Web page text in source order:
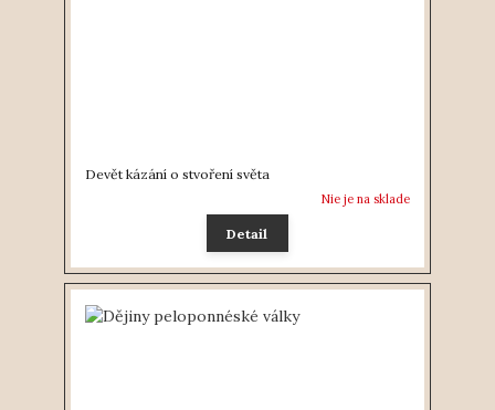
Devět kázání o stvoření světa
Nie je na sklade
Detail